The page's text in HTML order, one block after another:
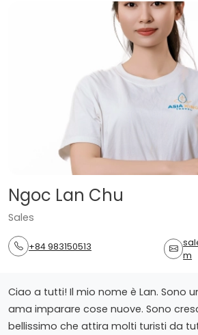
Ngoc Lan Chu
Sales
+84 983150513
m
Ciao a tutti! Il mio nome è Lan. Sono
ama imparare cose nuove. Sono
bellissimo che attira molti turisti da